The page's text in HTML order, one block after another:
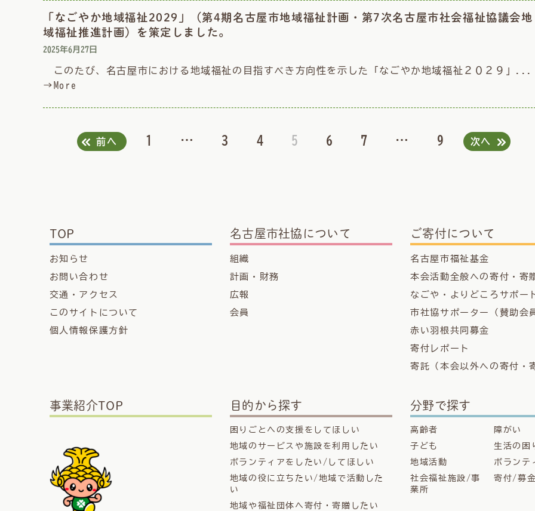
「なごやか地域福祉2029」（第4期名古屋市地域福祉計画・第7次名古屋市社会福祉協議会地
域福祉推進計画）を策定しました。
2025年6月27日
このたび、名古屋市における地域福祉の目指すべき方向性を示した「なごやか地域福祉２０２９」...
→More
前へ 1 … 3 4 5 6 7 … 9 次へ
TOP
お知らせ
お問い合わせ
交通・アクセス
このサイトについて
個人情報保護方針
名古屋市社協について
組織
計画・財務
広報
会員
ご寄付について
名古屋市福祉基金
本会活動全般への寄付・寄
なごや・よりどころサポー
市社協サポーター（賛助会
赤い羽根共同募金
寄付レポート
寄託（本会以外への寄付・
事業紹介TOP 目的から探す
困りごとへの支援をしてほしい
地域のサービスや施設を利用したい
ボランティアをしたい/してほしい
地域の役に立ちたい/地域で活動した
い
地域や福祉団体へ寄付・寄贈したい
分野で探す
高齢者
障がい
子ども
生活の困
地域活動
ボランテ
社会福祉施設/事
業所
寄付/募